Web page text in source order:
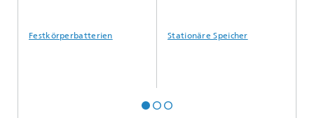
Festkörperbatterien Stationäre Speicher